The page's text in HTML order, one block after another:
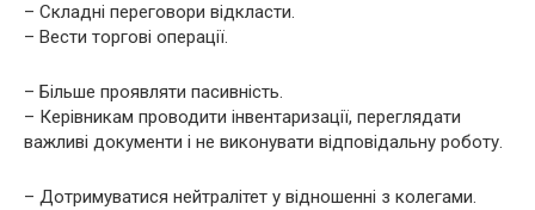
– Складні переговори відкласти.
– Вести торгові операції.
– Більше проявляти пасивність.
– Керівникам проводити інвентаризації, переглядати
важливі документи і не виконувати відповідальну роботу.
– Дотримуватися нейтралітет у відношенні з колегами.